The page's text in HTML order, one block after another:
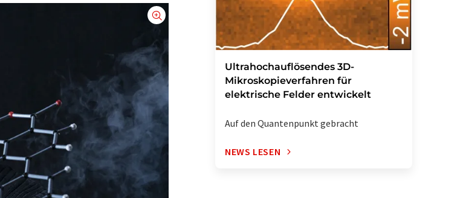
Ultrahochauflösendes 3D-
Mikroskopieverfahren für
elektrische Felder entwickelt
Auf den Quantenpunkt gebracht
NEWS LESEN